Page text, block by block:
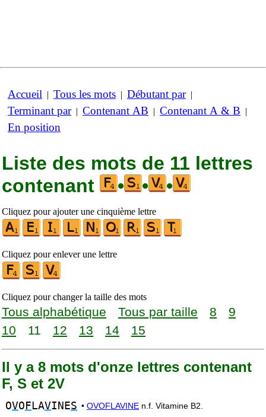
Accueil | Tous les mots | Débutant par|
Terminant par| Contenant AB | Contenant A & B |
En position
Liste des mots de 11 lettres
contenant
• • •
Cliquez pour ajouter une cinquième lettre
Cliquez pour enlever une lettre
Cliquez pour changer la taille des mots
Tous alphabétique Tous par taille 8
9
10
11 12 13 14 15
Il y a 8 mots d'onze lettres contenant
F, S et 2V
OVO F LAVINES • OVOFLAVINE n.f. Vitamine B2.